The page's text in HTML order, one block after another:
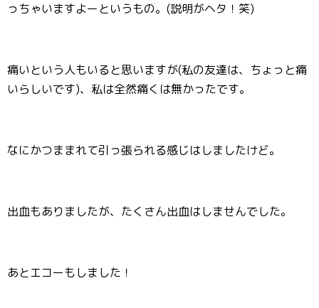
っちゃいますよーというもの。(説明がヘタ！笑)
痛いという人もいると思いますが(私の友達は、ちょっと痛
いらしいです)、私は全然痛くは無かったです。
なにかつままれて引っ張られる感じはしましたけど。
出血もありましたが、たくさん出血はしませんでした。
あとエコーもしました！